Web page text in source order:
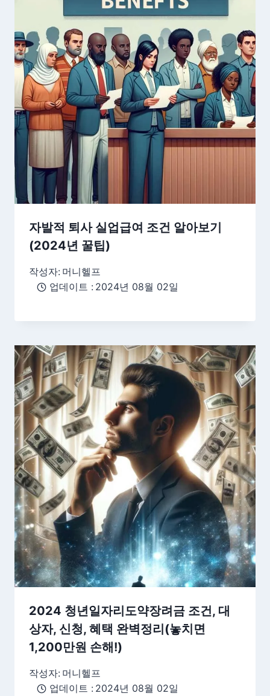
자발적 퇴사 실업급여 조건 알아보기
(2024년 꿀팁)
작성자: 머니헬프
업데이트 : 2024년 08월 02일
2024 청년일자리도약장려금 조건, 대
상자, 신청, 혜택 완벽정리(놓치면
1,200만원 손해!)
작성자: 머니헬프
업데이트 : 2024년 08월 02일